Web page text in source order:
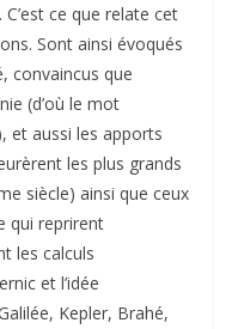
ce que relate cet
Sont ainsi évoqués
convaincus que
(d’où le mot
et aussi les apports
les plus grands
siècle) ainsi que ceux
qui reprirent
les calculs
et l’idée
Kepler, Brahé,